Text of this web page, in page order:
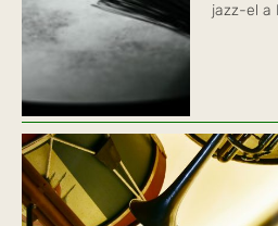
jazz-el a